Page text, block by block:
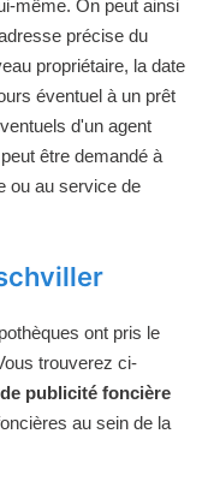
même. On peut ainsi
précise du
propriétaire, la date
éventuel à un prêt
d'un agent
être demandé à
ou au service de
ont pris le
trouverez ci-
publicité foncière
au sein de la